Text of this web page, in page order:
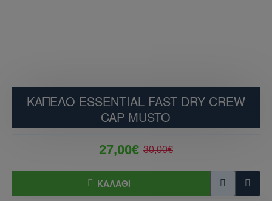
ΚΑΠΕΛΟ ESSENTIAL FAST DRY CREW
CAP MUSTO
27,00€ 30,00€
ΚΑΛΆΘΙ